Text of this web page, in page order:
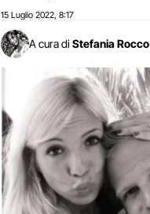
15 Luglio 2022 8:17
A cura di Stefania Rocco